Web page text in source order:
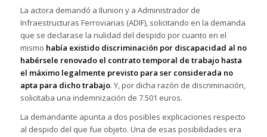
La actora demandó a Ilunion y a Administrador de
Infraestructuras Ferroviarias (ADIF), solicitando en la demanda
que se declarase la nulidad del despido por cuanto en el
mismo había existido discriminación por discapacidad al no
habérsele renovado el contrato temporal de trabajo hasta
el máximo legalmente previsto para ser considerada no
apta para dicho trabajo. Y, por dicha razón de discriminación,
solicitaba una indemnización de 7.501 euros.
La demandante apunta a dos posibles explicaciones respecto
al despido del que fue objeto. Una de esas posibilidades era